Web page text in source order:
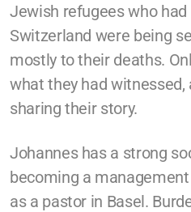
Jewish refugees who
Switzerland were being
mostly to their deaths.
what they had witnessed,
sharing their story.
Johannes has a strong
becoming a
as a pastor in Basel.